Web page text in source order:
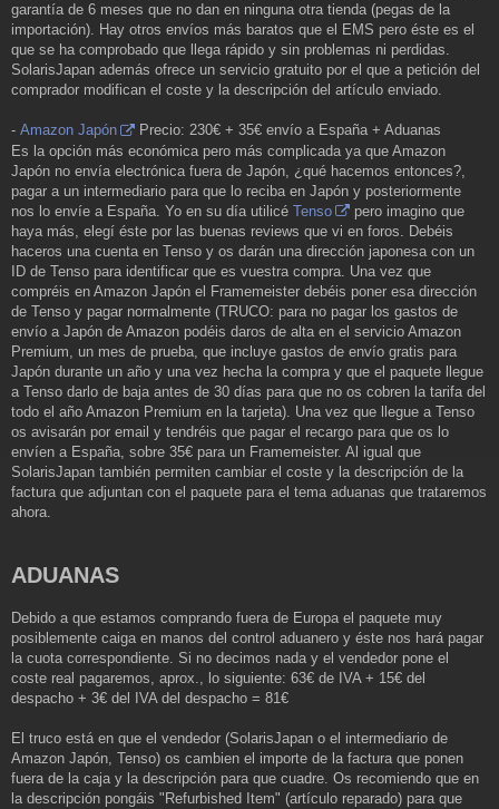
garantía de 6 meses que no dan en ninguna otra tienda (pegas de la
importación). Hay otros envíos más baratos que el EMS pero éste es el
que se ha comprobado que llega rápido y sin problemas ni perdidas.
SolarisJapan además ofrece un servicio gratuito por el que a petición del
comprador modifican el coste y la descripción del artículo enviado.
- Amazon Japón
Precio: 230€ + 35€ envío a España + Aduanas
Es la opción más económica pero más complicada ya que Amazon
Japón no envía electrónica fuera de Japón, ¿qué hacemos entonces?,
pagar a un intermediario para que lo reciba en Japón y posteriormente
nos lo envíe a España. Yo en su día utilicé Tenso
pero imagino que
haya más, elegí éste por las buenas reviews que vi en foros. Debéis
haceros una cuenta en Tenso y os darán una dirección japonesa con un
ID de Tenso para identificar que es vuestra compra. Una vez que
compréis en Amazon Japón el Framemeister debéis poner esa dirección
de Tenso y pagar normalmente (TRUCO: para no pagar los gastos de
envío a Japón de Amazon podéis daros de alta en el servicio Amazon
Premium, un mes de prueba, que incluye gastos de envío gratis para
Japón durante un año y una vez hecha la compra y que el paquete llegue
a Tenso darlo de baja antes de 30 días para que no os cobren la tarifa del
todo el año Amazon Premium en la tarjeta). Una vez que llegue a Tenso
os avisarán por email y tendréis que pagar el recargo para que os lo
envíen a España, sobre 35€ para un Framemeister. Al igual que
SolarisJapan también permiten cambiar el coste y la descripción de la
factura que adjuntan con el paquete para el tema aduanas que trataremos
ahora.
ADUANAS
Debido a que estamos comprando fuera de Europa el paquete muy
posiblemente caiga en manos del control aduanero y éste nos hará pagar
la cuota correspondiente. Si no decimos nada y el vendedor pone el
coste real pagaremos, aprox., lo siguiente: 63€ de IVA + 15€ del
despacho + 3€ del IVA del despacho = 81€
El truco está en que el vendedor (SolarisJapan o el intermediario de
Amazon Japón, Tenso) os cambien el importe de la factura que ponen
fuera de la caja y la descripción para que cuadre. Os recomiendo que en
la descripción pongáis "Refurbished Item" (artículo reparado) para que